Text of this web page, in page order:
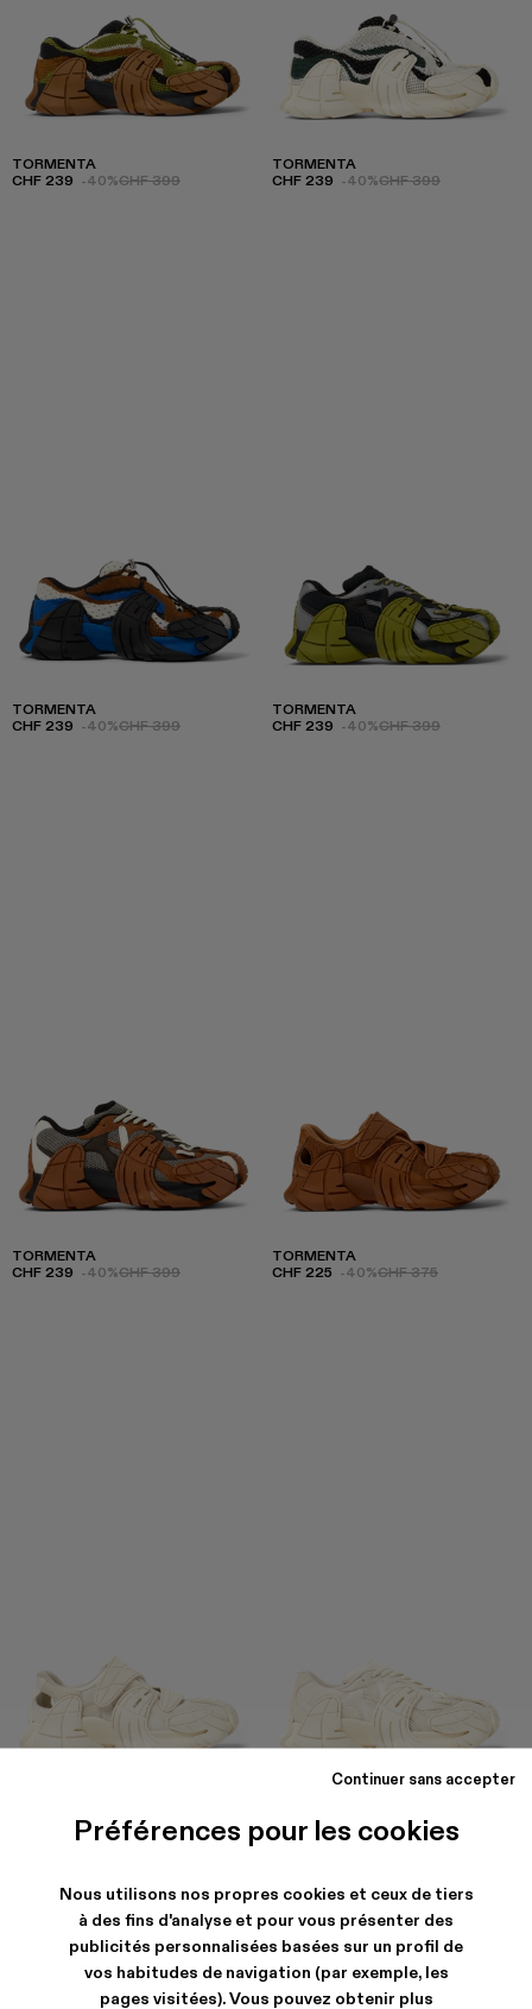
Préférences pour les cookies
Nous utilisons nos propres cookies et ceux de tiers
à des fins d'analyse et pour vous présenter des
publicités personnalisées basées sur un profil de
vos habitudes de navigation (par exemple, les
pages visitées). Vous pouvez obtenir plus
Continuer sans accepter
TORMENTA
CHF 239 -40%CHF 399
TORMENTA
CHF 239 -40%CHF 399
TORMENTA
CHF 239 -40%CHF 399
TORMENTA
CHF 239 -40%CHF 399
TORMENTA
CHF 239 -40%CHF 399
TORMENTA
CHF 225 -40%CHF 375
-40% CHF 375
CHF 279
CHF 399